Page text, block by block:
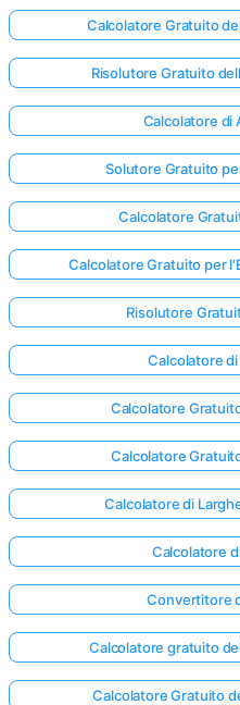
la Tua
Prima
Calcolatore Gratuito
Risolutore Gratuito
Calcolatore di
Solutore Gratuito
Calcolatore
Calcolatore Gratuito per
Risolutore
Calcolatore
Calcolatore
Calcolatore
Calcolatore di
Calcolatore
Convertitore
Calcolatore gratuito
Calcolatore Gratuito